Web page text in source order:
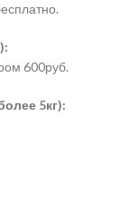
600руб.
5кг):